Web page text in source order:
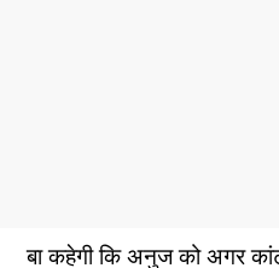
बा कहेगी कि अनुज को अगर